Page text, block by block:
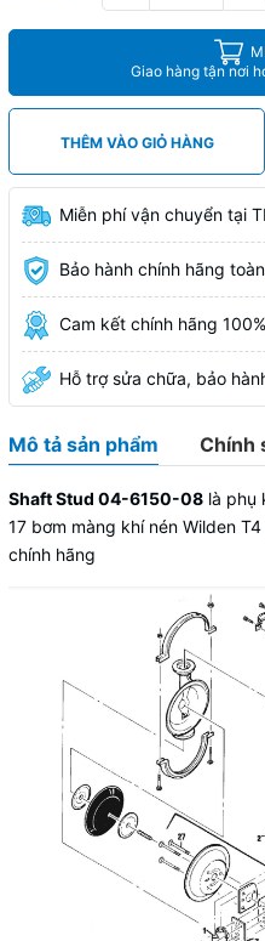
Giao hàng tận nơi
THÊM VÀO GIỎ HÀNG
Miễn phí vận chuyển tại
Bảo hành chính hãng
Cam kết chính hãng 100%
Hỗ trợ sửa chữa, bảo
Mô tả sản phẩm Chính
Shaft Stud 04-6150-08 là phụ
17 bơm màng khí nén Wilden
chính hãng